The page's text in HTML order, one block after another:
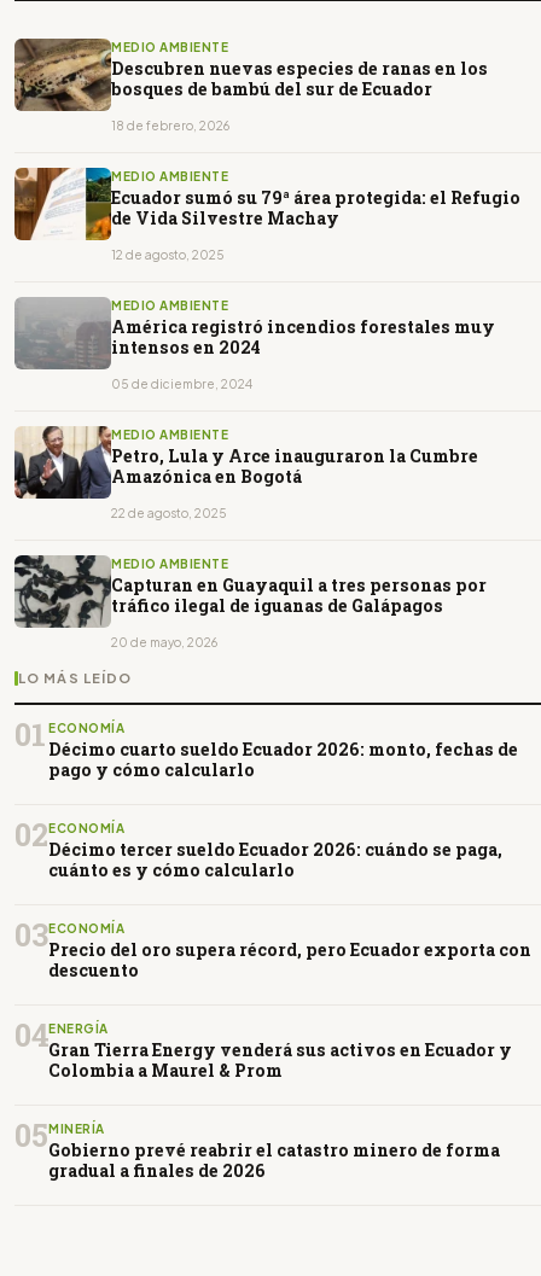
MEDIO AMBIENTE
Descubren nuevas especies de ranas en los
bosques de bambú del sur de Ecuador
18 de febrero, 2026
MEDIO AMBIENTE
Ecuador sumó su 79ª área protegida: el Refugio
de Vida Silvestre Machay
12 de agosto, 2025
MEDIO AMBIENTE
América registró incendios forestales muy
intensos en 2024
05 de diciembre, 2024
MEDIO AMBIENTE
Petro, Lula y Arce inauguraron la Cumbre
Amazónica en Bogotá
22 de agosto, 2025
MEDIO AMBIENTE
Capturan en Guayaquil a tres personas por
tráfico ilegal de iguanas de Galápagos
20 de mayo, 2026
LO MÁS LEÍDO
01 ECONOMÍA
Décimo cuarto sueldo Ecuador 2026: monto, fechas de
pago y cómo calcularlo
02ECONOMÍA
Décimo tercer sueldo Ecuador 2026: cuándo se paga,
cuánto es y cómo calcularlo
03ECONOMÍA
Precio del oro supera récord, pero Ecuador exporta con
descuento
04ENERGÍA
Gran Tierra Energy venderá sus activos en Ecuador y
Colombia a Maurel & Prom
05MINERÍA
Gobierno prevé reabrir el catastro minero de forma
gradual a finales de 2026